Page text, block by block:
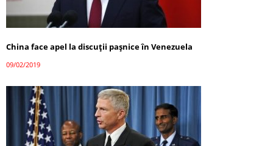
China face apel la discuţii paşnice în Venezuela
09/02/2019